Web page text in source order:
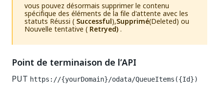
vous pouvez désormais supprimer le contenu
spécifique des éléments de la file d'attente avec les
statuts Réussi ( Successful),Supprimé(Deleted) ou
Nouvelle tentative ( Retryed).
Point de terminaison de l’API
PUT https://{yourDomain}/odata/QueueItems({Id})